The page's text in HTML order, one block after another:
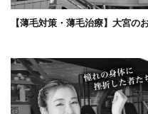
【薄毛対策・薄毛治療】大宮の